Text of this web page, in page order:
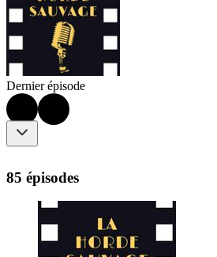
Dernier épisode
85 épisodes